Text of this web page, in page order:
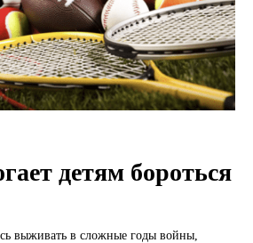
детям бороться
выживать в сложные годы войны,